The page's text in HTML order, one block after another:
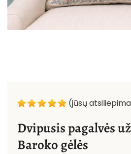
(jūsų
Dvipusis pagalvės
Baroko gėlės